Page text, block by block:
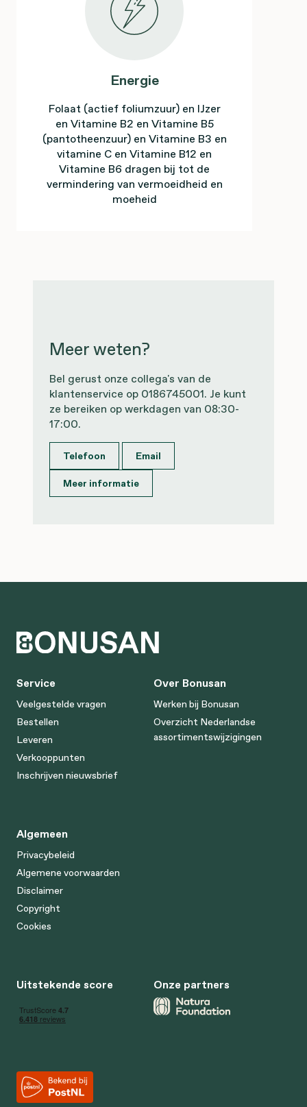
Energie
Folaat (actief foliumzuur) en IJzer
en Vitamine B2 en Vitamine B5
(pantotheenzuur) en Vitamine B3 en
vitamine C en Vitamine B12 en
Vitamine B6 dragen bij tot de
vermindering van vermoeidheid en
moeheid
Meer weten?
Bel gerust onze collega's van de
klantenservice op 0186745001. Je kunt
ze bereiken op werkdagen van 08:30-
17:00.
Telefoon
Email
Meer informatie
Service
Veelgestelde vragen
Bestellen
Leveren
Verkooppunten
Inschrijven nieuwsbrief
Over Bonusan
Werken bij Bonusan
Overzicht Nederlandse
assortimentswijzigingen
Algemeen
Privacybeleid
Algemene voorwaarden
Disclaimer
Copyright
Cookies
Uitstekende score Onze partners